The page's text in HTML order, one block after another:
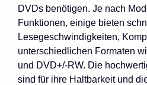
DVDs benötigen. Je nach
Funktionen, einige bieten
Lesegeschwindigkeiten,
unterschiedlichen Formaten
und DVD+/-RW. Die
sind für ihre Haltbarkeit und